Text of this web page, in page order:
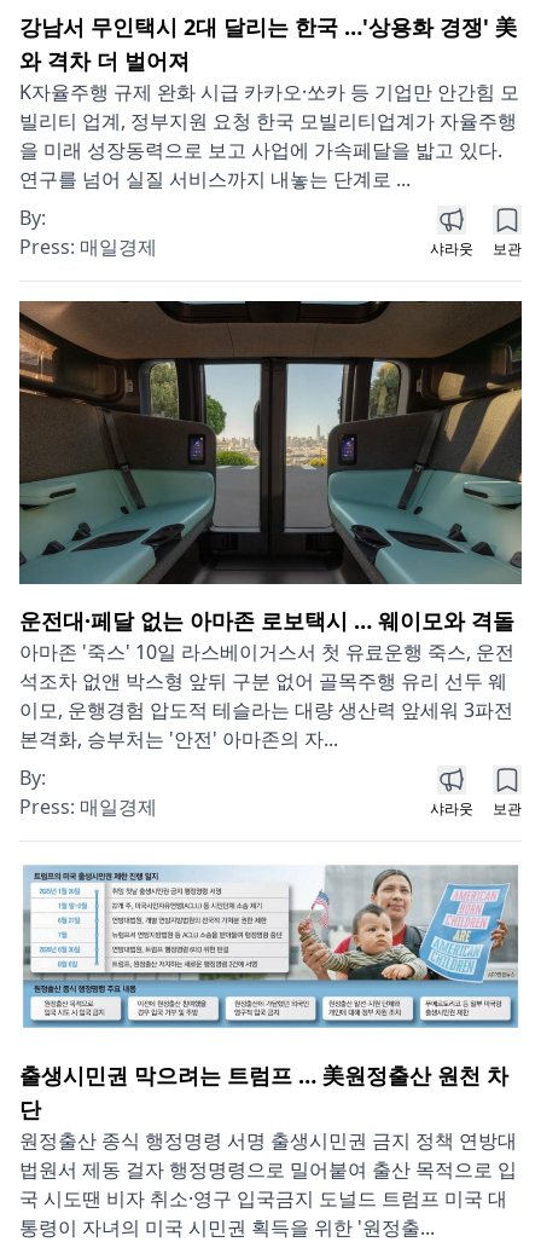
강남서 무인택시 2대 달리는 한국 …'상용화 경쟁' 美
와 격차 더 벌어져
K자율주행 규제 완화 시급 카카오·쏘카 등 기업만 안간힘 모
빌리티 업계, 정부지원 요청 한국 모빌리티업계가 자율주행
을 미래 성장동력으로 보고 사업에 가속페달을 밟고 있다.
연구를 넘어 실질 서비스까지 내놓는 단계로 ...
By:
Press: 매일경제 샤라웃 보관
운전대·페달 없는 아마존 로보택시 … 웨이모와 격돌
아마존 '죽스' 10일 라스베이거스서 첫 유료운행 죽스, 운전
석조차 없앤 박스형 앞뒤 구분 없어 골목주행 유리 선두 웨
이모, 운행경험 압도적 테슬라는 대량 생산력 앞세워 3파전
본격화, 승부처는 '안전' 아마존의 자...
By:
Press: 매일경제 샤라웃 보관
출생시민권 막으려는 트럼프 … 美원정출산 원천 차
단
원정출산 종식 행정명령 서명 출생시민권 금지 정책 연방대
법원서 제동 걸자 행정명령으로 밀어붙여 출산 목적으로 입
국 시도땐 비자 취소·영구 입국금지 도널드 트럼프 미국 대
통령이 자녀의 미국 시민권 획득을 위한 '원정출...